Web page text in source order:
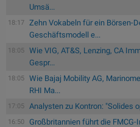
Umsä...
18:17
Zehn Vokabeln für ein Börsen-
Geschäftsmodell e...
18:05
Wie VIG, AT&S, Lenzing, CA
Gespr...
18:05
Wie Bajaj Mobility AG,
RHI Ma...
17:05 Analysten zu Kontron: "Solides
16:50
Großbritannien führt die